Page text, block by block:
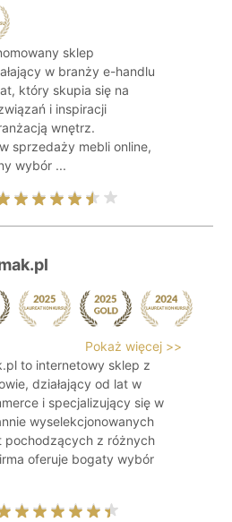
sklep
w branży e-handlu
który skupia się na
i inspiracji
wnętrz.
sprzedaży mebli online,
wybór ...
Pokaż więcej >>
to internetowy sklep z
działający od lat w
i specjalizujący się w
wyselekcjonowanych
pochodzących z różnych
oferuje bogaty wybór